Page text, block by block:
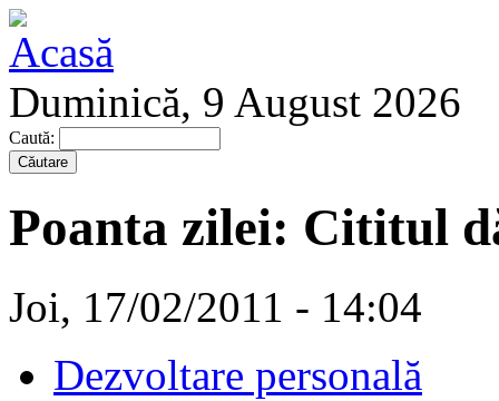
Duminică, 9 August 2026
Caută:
Poanta zilei: Cititul
Joi, 17/02/2011 - 14:04
Dezvoltare personală